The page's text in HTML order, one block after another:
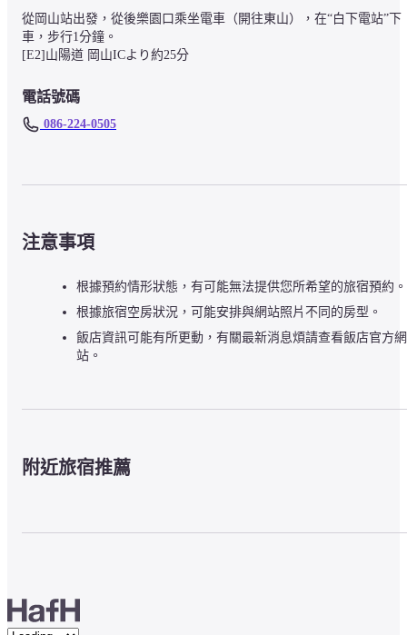
從岡山站出發，從後樂園口乘坐電車（開往東山），在“白下電站”下
車，步行1分鐘。
[E2]山陽道 岡山ICより約25分
電話號碼
086-224-0505
注意事項
根據預約情形狀態，有可能無法提供您所希望的旅宿預約。
根據旅宿空房狀況，可能安排與網站照片不同的房型。
飯店資訊可能有所更動，有關最新消息煩請查看飯店官方網
站。
附近旅宿推薦